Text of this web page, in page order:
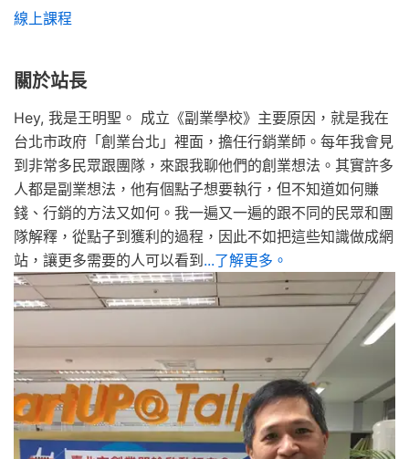
線上課程
關於站長
Hey, 我是王明聖。 成立《副業學校》主要原因，就是我在
台北市政府「創業台北」裡面，擔任行銷業師。每年我會見
到非常多民眾跟團隊，來跟我聊他們的創業想法。其實許多
人都是副業想法，他有個點子想要執行，但不知道如何賺
錢、行銷的方法又如何。我一遍又一遍的跟不同的民眾和團
隊解釋，從點子到獲利的過程，因此不如把這些知識做成網
站，讓更多需要的人可以看到 ...了解更多。